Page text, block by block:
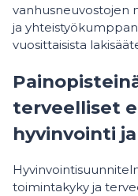
vanhusneuvostojen
ja
vuosittaisista
terveelliset
hyvinvointi
toimintakyky ja